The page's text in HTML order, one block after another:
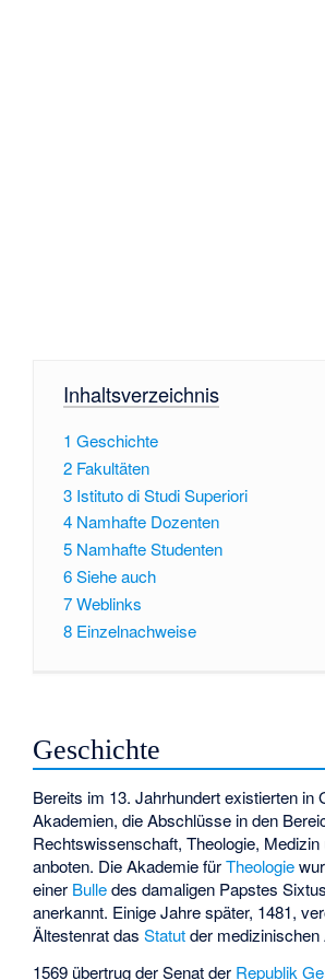
Inhaltsverzeichnis
1 Geschichte
2 Fakultäten
3 Istituto di Studi Superiori
4 Namhafte Dozenten
5 Namhafte Studenten
6Siehe auch
7Weblinks
8 Einzelnachweise
Geschichte
Bereits im 13. Jahrhundert existierten in
Akademien, die Abschlüsse in den
Rechtswissenschaft, Theologie, Medizin
anboten. Die Akademie fürTheologie
einer Bulledes damaligen Papstes
anerkannt. Einige Jahre später, 1481,
Ältestenrat dasStatutder medizinischen
1569 übertrug der Senat der Republik